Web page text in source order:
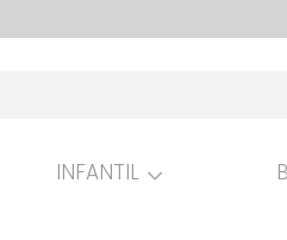
INFANTIL